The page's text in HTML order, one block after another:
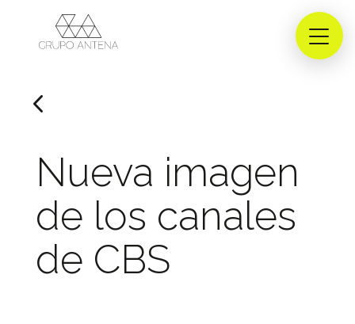
4
Nueva imagen
de los canales
de CBS